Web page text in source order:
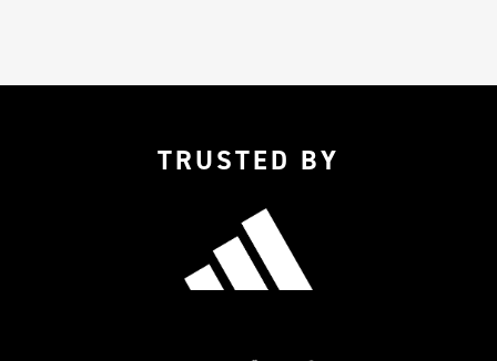
TRUSTED BY